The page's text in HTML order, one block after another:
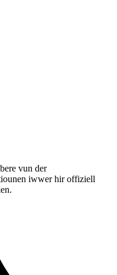
vun der
iwwer hir offiziell